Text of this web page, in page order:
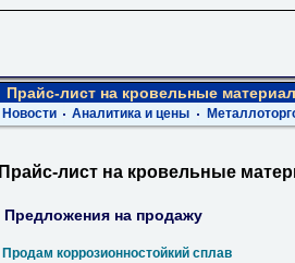
Прайс-лист на кровельные
Новости Аналитика и цены
Прайс-лист на кровельные
Предложения на продажу
Продам коррозионностойкий сплав